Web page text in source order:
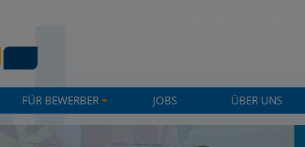
+
FÜR BEWERBER JOBS ÜBER UNS